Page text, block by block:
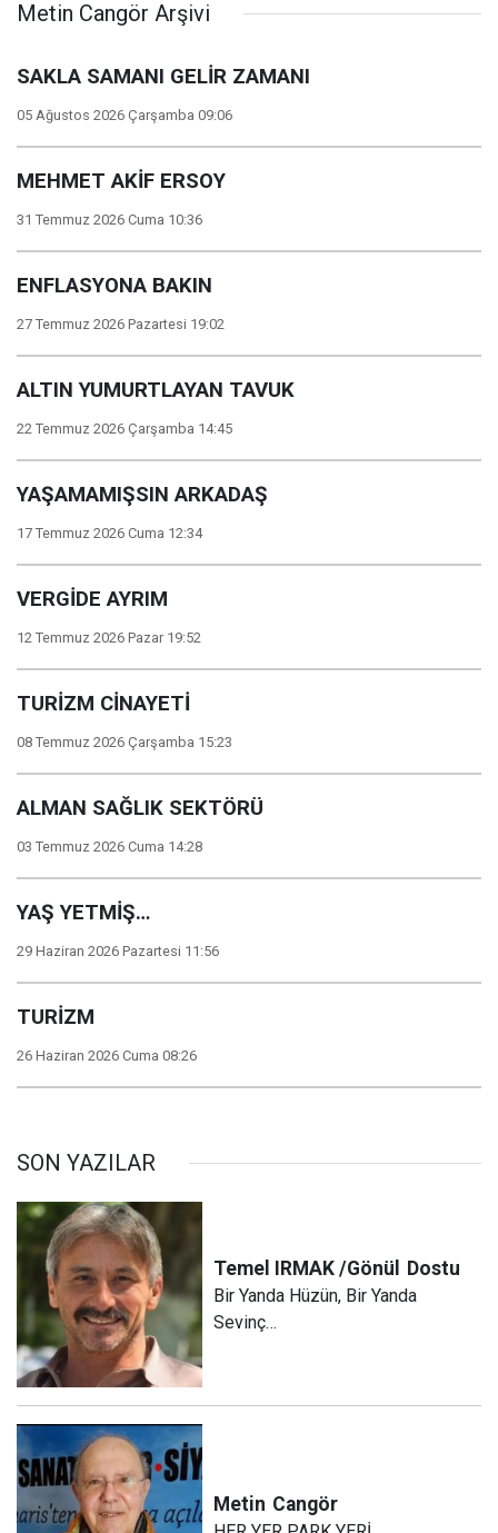
Metin Cangör Arşivi
SAKLA SAMANI GELİR ZAMANI
05 Ağustos 2026 Çarşamba 09:06
MEHMET AKİF ERSOY
31 Temmuz 2026 Cuma 10:36
ENFLASYONA BAKIN
27 Temmuz 2026 Pazartesi 19:02
ALTIN YUMURTLAYAN TAVUK
22 Temmuz 2026 Çarşamba 14:45
YAŞAMAMIŞSIN ARKADAŞ
17 Temmuz 2026 Cuma 12:34
VERGİDE AYRIM
12 Temmuz 2026 Pazar 19:52
TURİZM CİNAYETİ
08 Temmuz 2026 Çarşamba 15:23
ALMAN SAĞLIK SEKTÖRÜ
03 Temmuz 2026 Cuma 14:28
YAŞ YETMİŞ…
29 Haziran 2026 Pazartesi 11:56
TURİZM
26 Haziran 2026 Cuma 08:26
SON YAZILAR
Temel IRMAK /Gönül Dostu
Bir Yanda Hüzün, Bir Yanda
Sevinç…
Metin Cangör